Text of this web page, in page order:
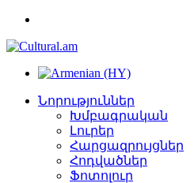
Նորություններ
Խմբագրական
Լուրեր
Հարցազրույցներ
Հոդվածներ
Ֆոտոլուր